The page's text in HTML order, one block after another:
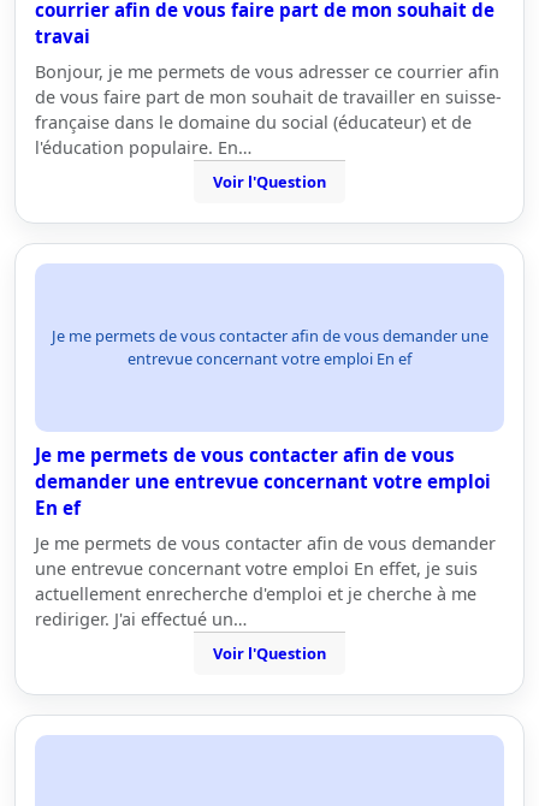
courrier afin de vous faire part de mon souhait de
travai
Bonjour, je me permets de vous adresser ce courrier afin
de vous faire part de mon souhait de travailler en suisse-
française dans le domaine du social (éducateur) et de
l'éducation populaire. En…
Voir l'Question
Je me permets de vous contacter afin de vous demander une
entrevue concernant votre emploi En ef
Je me permets de vous contacter afin de vous
demander une entrevue concernant votre emploi
En ef
Je me permets de vous contacter afin de vous demander
une entrevue concernant votre emploi En effet, je suis
actuellement enrecherche d'emploi et je cherche à me
rediriger. J'ai effectué un…
Voir l'Question